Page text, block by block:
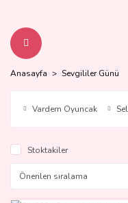
Anasayfa Sevgililer Günü
Vardem Oyuncak
Stoktakiler